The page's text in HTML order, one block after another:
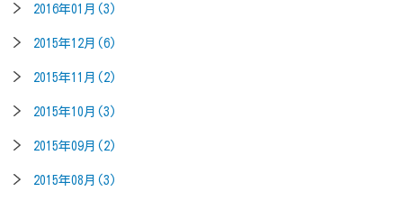
2016年01月(3)
2015年12月(6)
2015年11月(2)
2015年10月(3)
2015年09月(2)
2015年08月(3)